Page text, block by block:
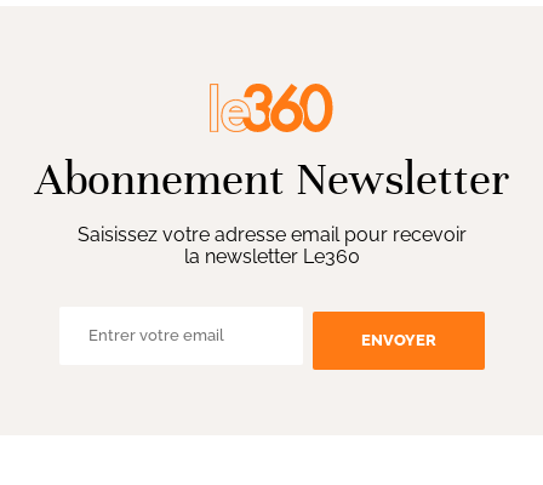
Abonnement Newsletter
Saisissez votre adresse email pour recevoir
la newsletter Le360
ENVOYER